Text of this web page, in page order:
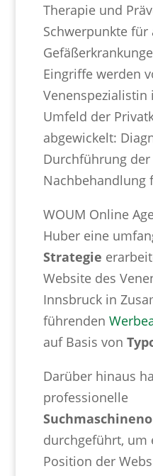
Therapie und
Schwerpunkte
Eingriffe werden
Umfeld der
abgewickelt:
Durchführung der
Nachbehandlung
WOUM Online
Huber eine
Strategie
Website des
Innsbruck in
führenden
auf Basis von
Darüber hinaus
professionelle
durchgeführt, um
Position der